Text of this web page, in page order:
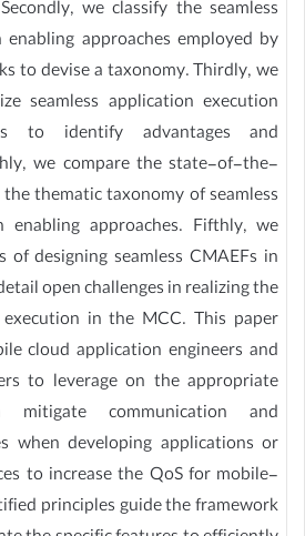
we classify the seamless
approaches employed by
to devise a taxonomy. Thirdly, we
seamless application execution
to identify advantages and
we compare the state-of-the-
thematic taxonomy of seamless
enabling approaches. Fifthly, we
designing seamless CMAEFs in
open challenges in realizing the
in the MCC. This paper
cloud application engineers and
to leverage on the appropriate
communication and
when developing applications or
to increase the QoS for mobile-
principles guide the framework